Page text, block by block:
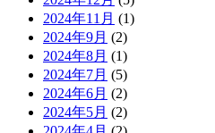
2024年11月 (1)
2024年9月 (2)
2024年8月 (1)
2024年7月 (5)
2024年6月 (2)
2024年5月 (2)